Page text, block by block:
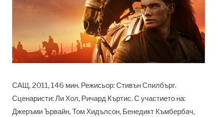
САЩ, 2011, 146 мин. Режисьор: Стивън Спилбърг.
Сценаристи: Ли Хол, Ричард Къртис. С участието на:
Джеръми Ървайн, Том Хидълсон, Бенедикт Къмбербач,